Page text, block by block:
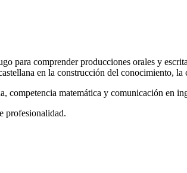
para comprender producciones orales y
en la construcción del conocimiento,
competencia matemática y comunicación en
profesionalidad.